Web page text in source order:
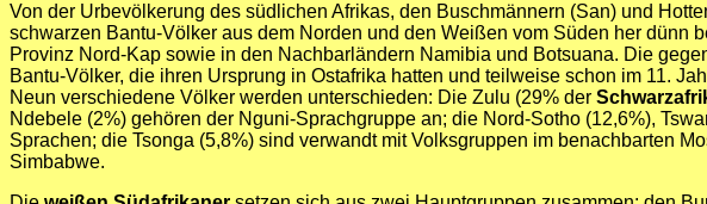
Von der Urbevölkerung des südlichen Afrikas, den Buschmännern (San) und
schwarzen Bantu-Völker aus dem Norden und den Weißen vom Süden her dünn
Provinz Nord-Kap sowie in den Nachbarländern Namibia und Botsuana. Die
Bantu-Völker, die ihren Ursprung in Ostafrika hatten und teilweise schon im 11.
Neun verschiedene Völker werden unterschieden: Die Zulu (29% der
Ndebele (2%) gehören der Nguni-Sprachgruppe an; die Nord-Sotho (12,6%),
Sprachen; die Tsonga (5,8%) sind verwandt mit Volksgruppen im benachbarten
Simbabwe.